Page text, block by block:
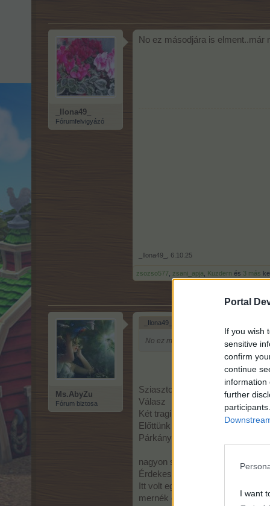
Portal
If you wish
sensitive
confirm
continue
information
further
I want
_Ilona49_
Fórumfelvigyázó
No ez másodjára is elment..már
_Ilona49_ 6.10.25
zsozso577 zsani_apja Kuzdern és 3 más
Ms.AbyZu
Fórum biztosa
_Ilona49_ írta:
No ez másodjára is elment..már
Sziasztok
Válasz
Két tragikus, szomorú eset volt
Előttünk lévő vonat elé ugrottak
Párkányiak mondták,
nagyon szép helyeken jártunk,
Érdekesség.
Itt volt egy nagy területű
mernék ott végig menni, mert